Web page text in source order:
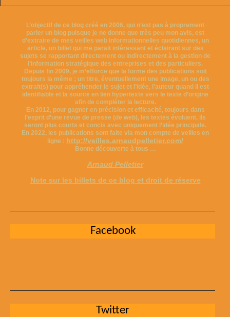
L’objectif de ce blog créé en 2006, qui n’est pas à proprement
parler un blog puisque je ne donne que très peu mon avis, est
d’extraire de mes veilles web informationnelles quotidiennes, un
article, un billet qui me parait intéressant et éclairant sur des
sujets se rapportant directement ou indirectement à la gestion de
l’information stratégique des entreprises et des particuliers.
Depuis fin 2009, je m’efforce que la forme des publications soit
toujours la même ; un titre, éventuellement une image, un ou des
extrait(s) pour appréhender le sujet et l’idée, l’auteur quand il est
identifiable et la source en lien hypertexte vers le texte d’origine
afin de compléter la lecture.
En 2012, pour gagner en précision et efficacité, toujours dans
l’esprit d’une revue de presse (de web), les textes évoluent, ils
seront plus courts et concis avec uniquement l’idée principale.
En 2022, les publications sont faite via mon compte de veilles en
ligne : http://veilles.arnaudpelletier.com/
Bonne découverte à tous …
Arnaud Pelletier
Note sur les billets de ce blog et droit de réserve
Facebook
Twitter